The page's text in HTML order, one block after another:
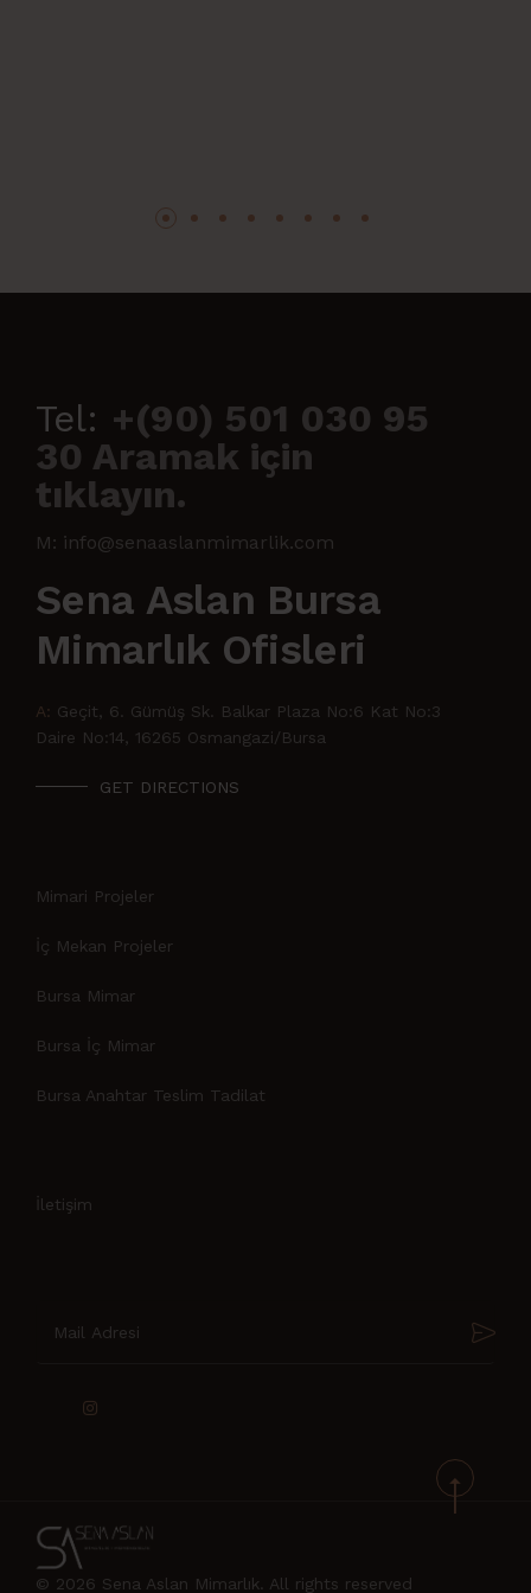
Tel: +(90) 501 030 95
30 Aramak için
tıklayın.
M: info@senaaslanmimarlik.com
Sena Aslan Bursa
Mimarlık Ofisleri
A: Geçit, 6. Gümüş Sk. Balkar Plaza No:6 Kat No:3
Daire No:14, 16265 Osmangazi/Bursa
GET DIRECTIONS
Mimari Projeler
İç Mekan Projeler
Bursa Mimar
Bursa İç Mimar
Bursa Anahtar Teslim Tadilat
İletişim
© 2026 Sena Aslan Mimarlık. All rights reserved